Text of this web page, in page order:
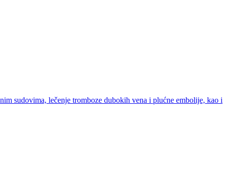
sudovima, lečenje tromboze dubokih vena i plućne embolije, kao i